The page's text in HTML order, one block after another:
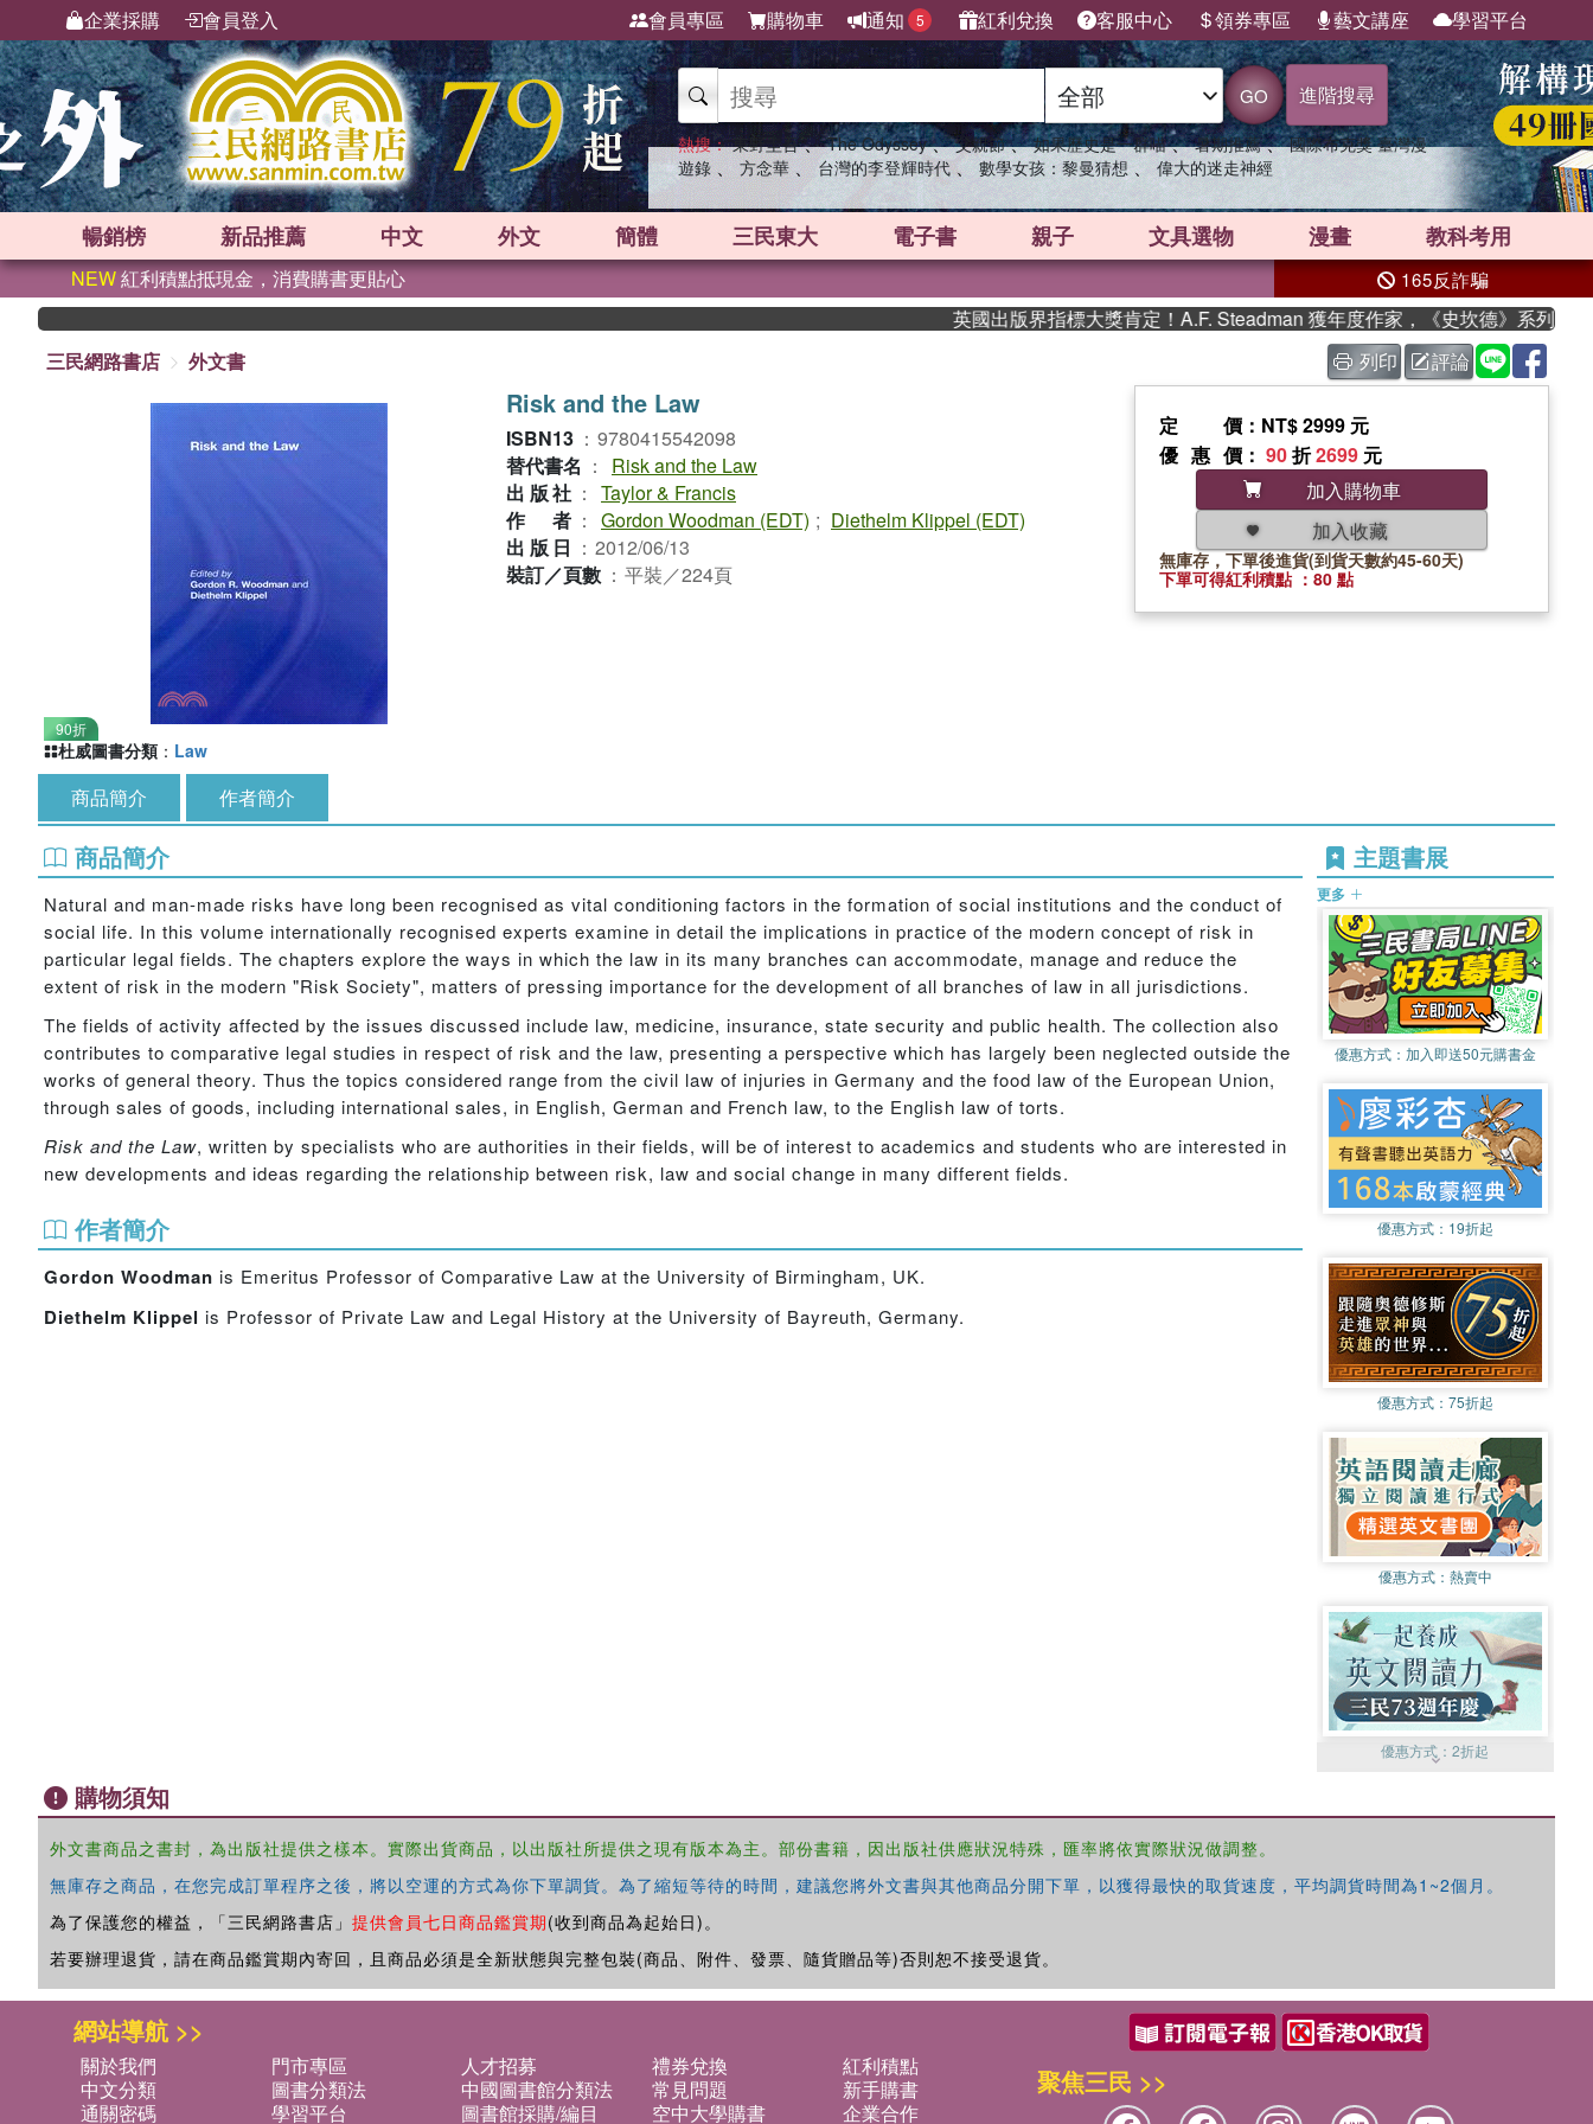
企業採購 會員登入 會員專區 購物車 通知 5 紅利兌換 客服中心 領券專區 藝文講座 學習平台
GO 進階搜尋
熱搜： 東野圭吾 、 The Odyssey 、 父親節 、 如果歷史是一群喵 、 暑期推薦 、 國際布克獎 臺灣漫
遊錄 、 方念華 、 台灣的李登輝時代 、 數學女孩：黎曼猜想 、 偉大的迷走神經
暢銷榜 新品推薦 中文 外文 簡體 三民東大 電子書 親子 文具選物 漫畫 教科考用
NEW紅利積點抵現金，消費購書更貼心 165反詐騙
英國出版界指標大獎肯定！A.F. Steadman 獲年度作家，《史坎德》系列帶你踏上
三民網路書店
外文書 列印 評論
90折
Risk and the Law
ISBN13 ： 9780415542098
替代書名 ：
Risk and the Law
出版社 ： Taylor & Francis
作者 ： Gordon Woodman (EDT) ; Diethelm Klippel (EDT)
出版日 ： 2012/06/13
裝訂／頁數 ： 平裝／224頁
定價 ：NT$ 2999 元
優惠價 ： 90折2699 元
加入購物車
加入收藏
無庫存，下單後進貨(到貨天數約45-60天)
下單可得紅利積點 ：80 點
杜威圖書分類 ： Law
商品簡介 作者簡介
商品簡介
Natural and man-made risks have long been recognised as vital conditioning factors in the formation of social institutions and the conduct of
social life. In this volume internationally recognised experts examine in detail the implications in practice of the modern concept of risk in
particular legal fields. The chapters explore the ways in which the law in its many branches can accommodate, manage and reduce the
extent of risk in the modern "Risk Society", matters of pressing importance for the development of all branches of law in all jurisdictions.
The fields of activity affected by the issues discussed include law, medicine, insurance, state security and public health. The collection also
contributes to comparative legal studies in respect of risk and the law, presenting a perspective which has largely been neglected outside the
works of general theory. Thus the topics considered range from the civil law of injuries in Germany and the food law of the European Union,
through sales of goods, including international sales, in English, German and French law, to the English law of torts.
Risk and the Law, written by specialists who are authorities in their fields, will be of interest to academics and students who are interested in
new developments and ideas regarding the relationship between risk, law and social change in many different fields.
作者簡介
Gordon Woodman is Emeritus Professor of Comparative Law at the University of Birmingham, UK.
Diethelm Klippel is Professor of Private Law and Legal History at the University of Bayreuth, Germany.
主題書展
更多
優惠方式： 加入即送50元購書金
優惠方式： 19折起
優惠方式： 75折起
優惠方式： 熱賣中
優惠方式：2折起
購物須知
外文書商品之書封，為出版社提供之樣本。實際出貨商品，以出版社所提供之現有版本為主。部份書籍，因出版社供應狀況特殊，匯率將依實際狀況做調整。
無庫存之商品，在您完成訂單程序之後，將以空運的方式為你下單調貨。為了縮短等待的時間，建議您將外文書與其他商品分開下單，以獲得最快的取貨速度，平均調貨時間為1~2個月。
為了保護您的權益，「三民網路書店」 提供會員七日商品鑑賞期(收到商品為起始日)。
若要辦理退貨，請在商品鑑賞期內寄回，且商品必須是全新狀態與完整包裝(商品、附件、發票、隨貨贈品等)否則恕不接受退貨。
網站導航 >>
關於我們 門市專區 人才招募 禮券兌換
紅利積點
中文分類
圖書分類法 中國圖書館分類法 常見問題
新手購書
通關密碼
學習平台 圖書館採購/編目 空中大學購書
企業合作
聚焦三民 >>